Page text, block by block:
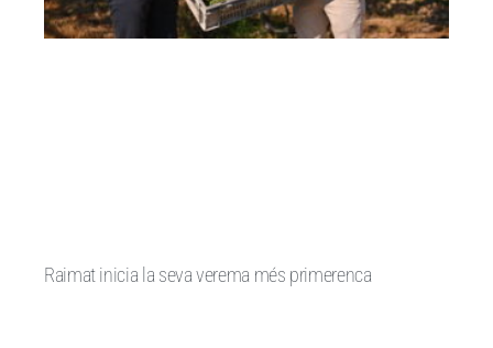
Raimat inicia la seva verema més primerenca